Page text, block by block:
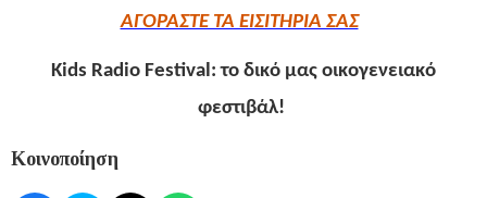
ΑΓΟΡΑΣΤΕ ΤΑ ΕΙΣΙΤΗΡΙΑ ΣΑΣ
Kids Radio Festival: το δικό μας οικογενειακό
φεστιβάλ!
Κοινοποίηση